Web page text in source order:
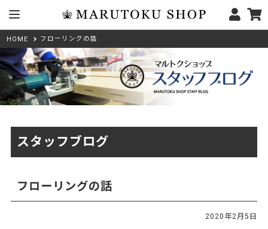
HOME フローリングの話
スタッフブログ
フローリングの話
2020年2月5日